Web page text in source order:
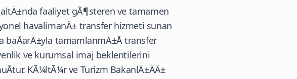
faaliyet gÃ¶steren ve tamamen
havalimanÄ± transfer hizmeti sunan
tamamlanmÄ±Å transfer
ve kurumsal imaj beklentilerini
KÃ¼ltÃ¼r ve Turizm BakanlÄ±ÄÄ±